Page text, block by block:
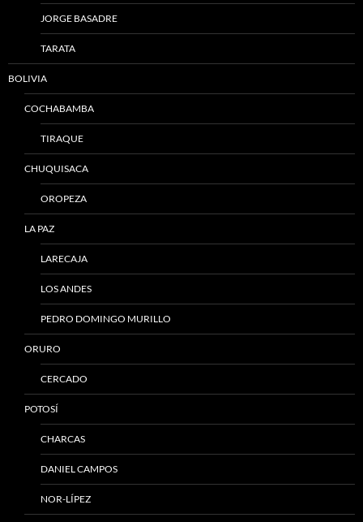
JORGE BASADRE
TARATA
BOLIVIA
COCHABAMBA
TIRAQUE
CHUQUISACA
OROPEZA
LA PAZ
LARECAJA
LOS ANDES
PEDRO DOMINGO MURILLO
ORURO
CERCADO
POTOSÍ
CHARCAS
DANIEL CAMPOS
NOR-LÍPEZ